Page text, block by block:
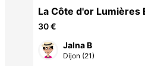
La Côte d'or Lumières Ed. BONNETON
30 €
Jalna B
Dijon (21)